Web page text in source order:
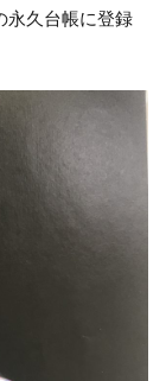
永久台帳に登録